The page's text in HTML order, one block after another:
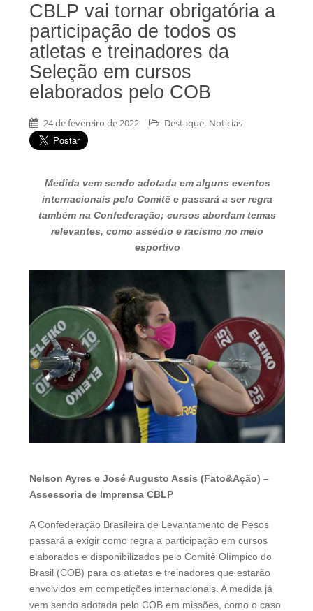
CBLP vai tornar obrigatória a
participação de todos os
atletas e treinadores da
Seleção em cursos
elaborados pelo COB
24 de fevereiro de 2022 Destaque, Noticias
Medida vem sendo adotada em alguns eventos
internacionais pelo Comitê e passará a ser regra
também na Confederação; cursos abordam temas
relevantes, como assédio e racismo no meio
esportivo
Nelson Ayres e José Augusto Assis (Fato&Ação) –
Assessoria de Imprensa CBLP
A Confederação Brasileira de Levantamento de Pesos
passará a exigir como regra a participação em cursos
elaborados e disponibilizados pelo Comitê Olímpico do
Brasil (COB) para os atletas e treinadores que estarão
envolvidos em competições internacionais. A medida já
vem sendo adotada pelo COB em missões, como o caso